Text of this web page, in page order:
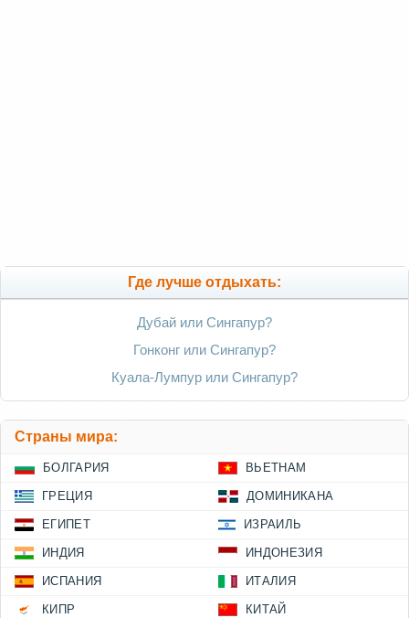
Где лучше отдыхать:
Дубай или Сингапур?
Гонконг или Сингапур?
Куала-Лумпур или Сингапур?
Страны мира:
БОЛГАРИЯ ВЬЕТНАМ
ГРЕЦИЯ ДОМИНИКАНА
ЕГИПЕТ ИЗРАИЛЬ
ИНДИЯ ИНДОНЕЗИЯ
ИСПАНИЯ ИТАЛИЯ
КИПР КИТАЙ